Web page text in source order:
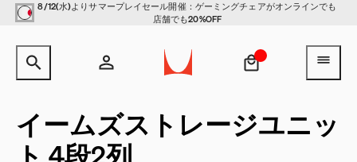
Skip to main content
8/12(水)よりサマープレイセール開催：ゲーミングチェアがオンラインでも
店舗でも20%OFF
ヘッダー検索ボックスをオープン
アカウント
新規登録
イームズストレージユニッ
ト 4段2列